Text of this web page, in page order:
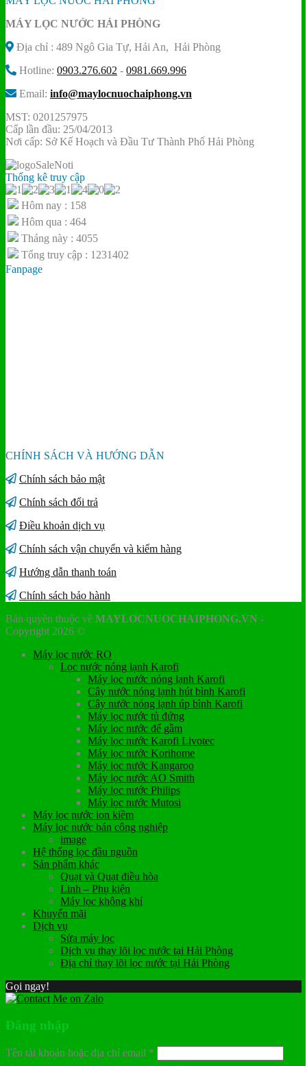
7.260.000 ₫.là:
MÁY LỌC NƯỚC HẢI PHÒNG
Địa chỉ : 489 Ngô Gia Tự, Hải An, Hải Phòng
Hotline: 0903.276.602 - 0981.669.996
Email: info@maylocnuochaiphong.vn
MST: 0201257975
Cấp lần đầu: 25/04/2013
Nơi cấp: Sở Kế Hoạch và Đầu Tư Thành Phố Hải Phòng
Thống kê truy cập
Hôm nay : 158
Hôm qua : 464
Tháng này : 4055
Tổng truy cập : 1231402
Fanpage
CHÍNH SÁCH VÀ HƯỚNG DẪN
Chính sách bảo mật
Chính sách đổi trả
Điều khoản dịch vụ
Chính sách vận chuyển và kiểm hàng
Hướng dẫn thanh toán
Chính sách bảo hành
Bản quyền thuộc về MAYLOCNUOCHAIPHONG.VN -
Copyright 2026 ©
Máy lọc nước RO
Lọc nước nóng lạnh Karofi
Máy lọc nước nóng lạnh Karofi
Cây nước nóng lạnh hút bình Karofi
Cây nước nóng lạnh úp bình Karofi
Máy lọc nước tủ đứng
Máy lọc nước để gầm
Máy lọc nước Karofi Livotec
Máy lọc nước Korihome
Máy lọc nước Kangaroo
Máy lọc nước AO Smith
Máy lọc nước Philips
Máy lọc nước Mutosi
Máy lọc nước ion kiềm
Máy lọc nước bán công nghiệp
image
Hệ thống lọc đầu nguồn
Sản phẩm khác
Quạt và Quạt điều hòa
Linh – Phụ kiện
Máy lọc không khí
Khuyến mãi
Dịch vụ
Sửa máy lọc
Dịch vụ thay lõi lọc nước tại Hải Phòng
Địa chỉ thay lõi lọc nước tại Hải Phòng
Gọi ngay!
Đăng nhập
Tên tài khoản hoặc địa chỉ email *